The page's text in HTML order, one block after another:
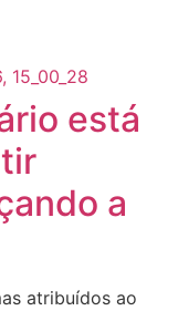
está
a
atribuídos ao